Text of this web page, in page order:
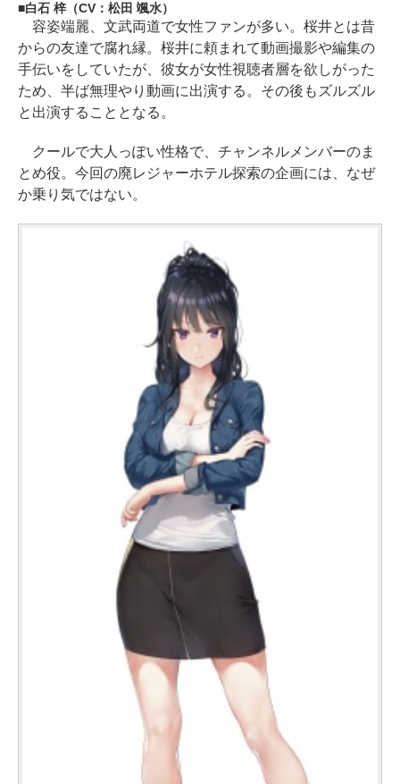
白石 梓（CV：松田 颯水）
容姿端麗、文武両道で女性ファンが多い。桜井とは昔
からの友達で腐れ縁。桜井に頼まれて動画撮影や編集の
手伝いをしていたが、彼女が女性視聴者層を欲しがった
ため、半ば無理やり動画に出演する。その後もズルズル
と出演することとなる。
クールで大人っぽい性格で、チャンネルメンバーのま
とめ役。今回の廃レジャーホテル探索の企画には、なぜ
か乗り気ではない。